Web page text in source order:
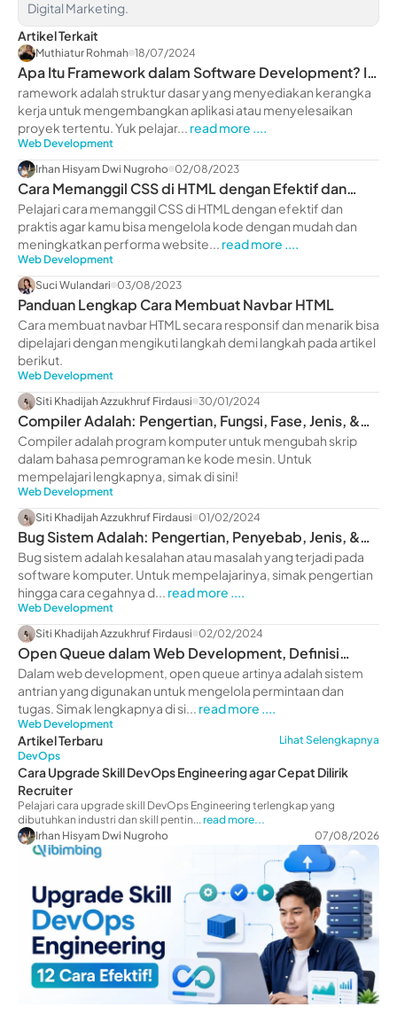
Digital Marketing.
Artikel Terkait
Muthiatur Rohmah 18/07/2024
Apa Itu Framework dalam Software Development? Ini
Penjelasannya
ramework adalah struktur dasar yang menyediakan kerangka
kerja untuk mengembangkan aplikasi atau menyelesaikan
proyek tertentu. Yuk pelajar... read more ....
Web Development
Irhan Hisyam Dwi Nugroho 02/08/2023
Cara Memanggil CSS di HTML dengan Efektif dan
Praktis
Pelajari cara memanggil CSS di HTML dengan efektif dan
praktis agar kamu bisa mengelola kode dengan mudah dan
meningkatkan performa website... read more ....
Web Development
Suci Wulandari 03/08/2023
Panduan Lengkap Cara Membuat Navbar HTML
Cara membuat navbar HTML secara responsif dan menarik bisa
dipelajari dengan mengikuti langkah demi langkah pada artikel
berikut.
Web Development
Siti Khadijah Azzukhruf Firdausi 30/01/2024
Compiler Adalah: Pengertian, Fungsi, Fase, Jenis, &
Contoh
Compiler adalah program komputer untuk mengubah skrip
dalam bahasa pemrograman ke kode mesin. Untuk
mempelajari lengkapnya, simak di sini!
Web Development
Siti Khadijah Azzukhruf Firdausi 01/02/2024
Bug Sistem Adalah: Pengertian, Penyebab, Jenis, &
Cara Cegah
Bug sistem adalah kesalahan atau masalah yang terjadi pada
software komputer. Untuk mempelajarinya, simak pengertian
hingga cara cegahnya d... read more ....
Web Development
Siti Khadijah Azzukhruf Firdausi 02/02/2024
Open Queue dalam Web Development, Definisi
hingga Fungsinya!
Dalam web development, open queue artinya adalah sistem
antrian yang digunakan untuk mengelola permintaan dan
tugas. Simak lengkapnya di si... read more ....
Web Development
Artikel Terbaru
Lihat Selengkapnya
DevOps
Cara Upgrade Skill DevOps Engineering agar Cepat Dilirik
Recruiter
Pelajari cara upgrade skill DevOps Engineering terlengkap yang
dibutuhkan industri dan skill pentin... read more...
Irhan Hisyam Dwi Nugroho
07/08/2026